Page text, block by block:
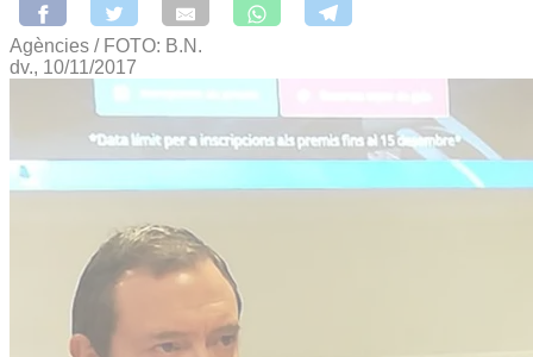
Agències / FOTO: B.N.
dv., 10/11/2017